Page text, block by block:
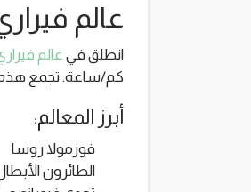
عالم
انطلق في عالم
كم/ساعة. تجمع هذه
أبرز المعالم:
فورمولا روسا
الطائرون